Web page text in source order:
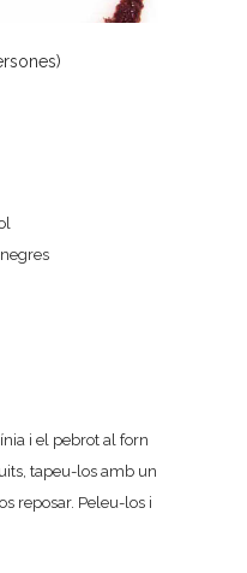
i el pebrot al forn
tapeu-los amb un
reposar. Peleu-los i